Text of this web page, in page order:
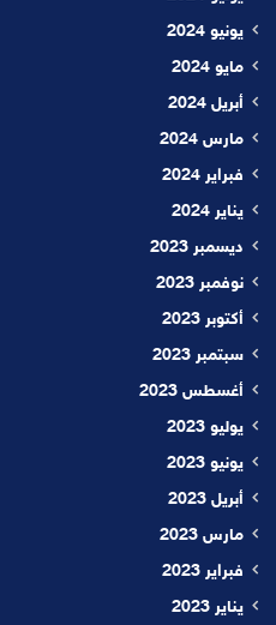
يونيو 2024
مايو 2024
أبريل 2024
مارس 2024
فبراير 2024
يناير 2024
ديسمبر 2023
نوفمبر 2023
أكتوبر 2023
سبتمبر 2023
أغسطس 2023
يوليو 2023
يونيو 2023
أبريل 2023
مارس 2023
فبراير 2023
يناير 2023